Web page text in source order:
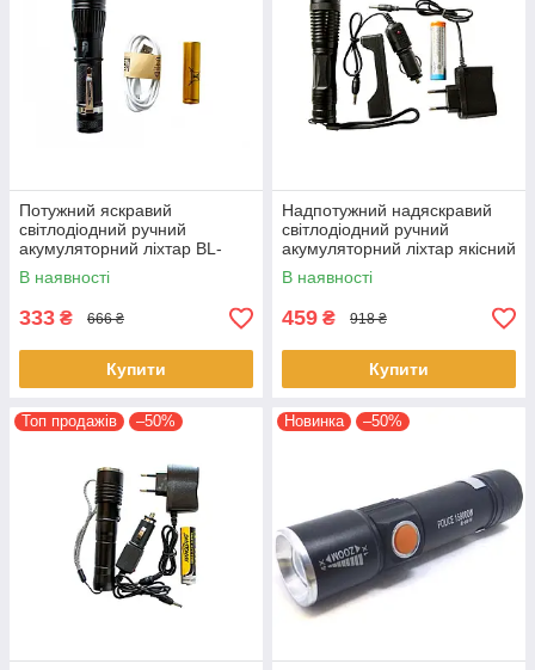
Потужний яскравий
світлодіодний ручний
акумуляторний ліхтар BL-
W545 1011 CREE T6 якісний
ліхтарик zoom 18650
В наявності
333 ₴ 666 ₴
Купити
Надпотужний надяскравий
світлодіодний ручний
акумуляторний ліхтар якісний
ліхтарик зум zoom 1837-T6
В наявності
459 ₴ 918 ₴
Купити
Топ продажів –50% Новинка –50%